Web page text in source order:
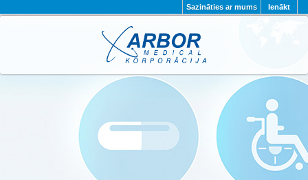
Ienākt
Sazināties ar mums
PAR MUMS PROJEKTI
KONTAKTI
PRIVĀTUMA POLITIKA